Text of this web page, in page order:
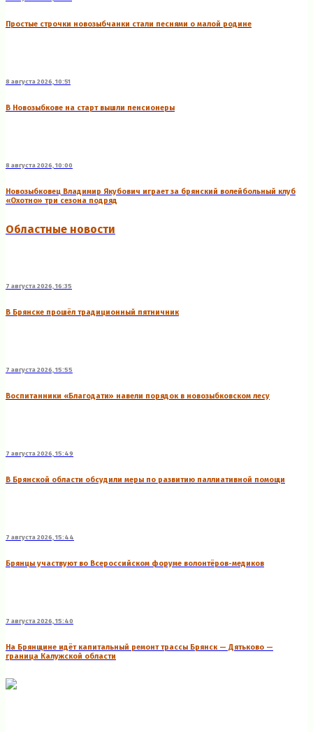
Простые строчки новозыбчанки стали песнями о малой родине
8 августа 2026, 10:51
В Новозыбкове на старт вышли пенсионеры
8 августа 2026, 10:00
Новозыбковец Владимир Якубович играет за брянский волейбольный клуб
«Охотно» три сезона подряд
Областные новости
7 августа 2026, 16:35
В Брянске прошёл традиционный пятничник
7 августа 2026, 15:55
Воспитанники «Благодати» навели порядок в новозыбковском лесу
7 августа 2026, 15:49
В Брянской области обсудили меры по развитию паллиативной помощи
7 августа 2026, 15:44
Брянцы участвуют во Всероссийском форуме волонтёров-медиков
7 августа 2026, 15:40
На Брянщине идёт капитальный ремонт трассы Брянск — Дятьково —
граница Калужской области